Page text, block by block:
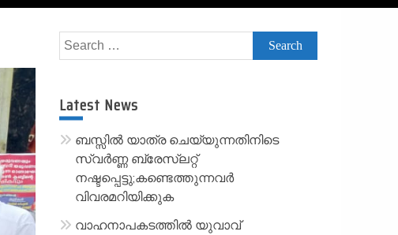
Search
for:
Latest News
ബസ്സിൽ യാത്ര ചെയ്യുന്നതിനിടെ
സ്വർണ്ണ ബ്രേസ്‌ലറ്റ്
നഷ്ടപ്പെട്ടു;കണ്ടെത്തുന്നവർ
വിവരമറിയിക്കുക
വാഹനാപകടത്തിൽ യുവാവ്